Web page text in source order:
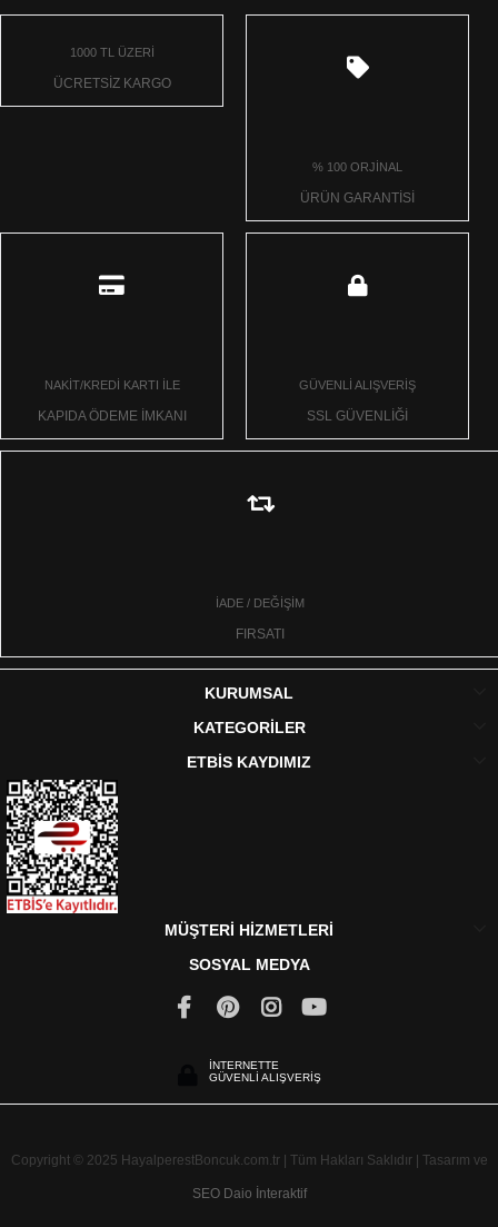
1000 TL ÜZERİ
ÜCRETSİZ KARGO
% 100 ORJİNAL
ÜRÜN GARANTİSİ
NAKİT/KREDİ KARTI İLE
KAPIDA ÖDEME İMKANI
GÜVENLİ ALIŞVERİŞ
SSL GÜVENLİĞİ
İADE / DEĞİŞİM
FIRSATI
KURUMSAL
KATEGORİLER
ETBİS KAYDIMIZ
MÜŞTERİ HİZMETLERİ
SOSYAL MEDYA
İNTERNETTE
GÜVENLİ ALIŞVERİŞ
Copyright © 2025 HayalperestBoncuk.com.tr | Tüm Hakları Saklıdır | Tasarım ve
SEO Daio İnteraktif